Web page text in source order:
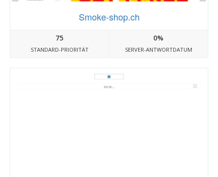
Smoke-shop.ch
75
STANDARD-PRIORITÄT
0%
SERVER-ANTWORTDATUM